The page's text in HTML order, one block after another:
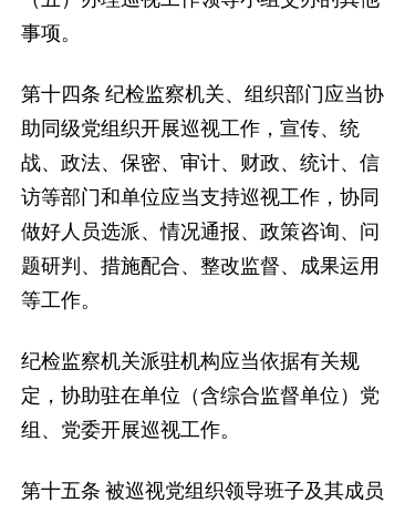
事项。
第十四条 纪检监察机关、组织部门应当协
助同级党组织开展巡视工作，宣传、统
战、政法、保密、审计、财政、统计、信
访等部门和单位应当支持巡视工作，协同
做好人员选派、情况通报、政策咨询、问
题研判、措施配合、整改监督、成果运用
等工作。
纪检监察机关派驻机构应当依据有关规
定，协助驻在单位（含综合监督单位）党
组、党委开展巡视工作。
第十五条 被巡视党组织领导班子及其成员